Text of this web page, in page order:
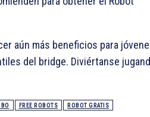
aún más beneficios para
del bridge. Diviértanse
FREE ROBOTS ROBOT GRATIS